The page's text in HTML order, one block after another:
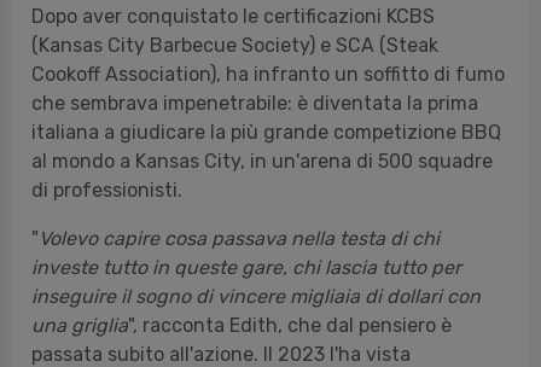
Dopo aver conquistato le certificazioni KCBS
(Kansas City Barbecue Society) e SCA (Steak
Cookoff Association), ha infranto un soffitto di fumo
che sembrava impenetrabile: è diventata la prima
italiana a giudicare la più grande competizione BBQ
al mondo a Kansas City, in un'arena di 500 squadre
di professionisti.
" Volevo capire cosa passava nella testa di chi
investe tutto in queste gare, chi lascia tutto per
inseguire il sogno di vincere migliaia di dollari con
una griglia", racconta Edith, che dal pensiero è
passata subito all'azione. Il 2023 l'ha vista